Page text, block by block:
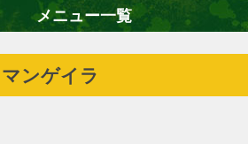
ホーム
メニュー一覧
ンゲイラ